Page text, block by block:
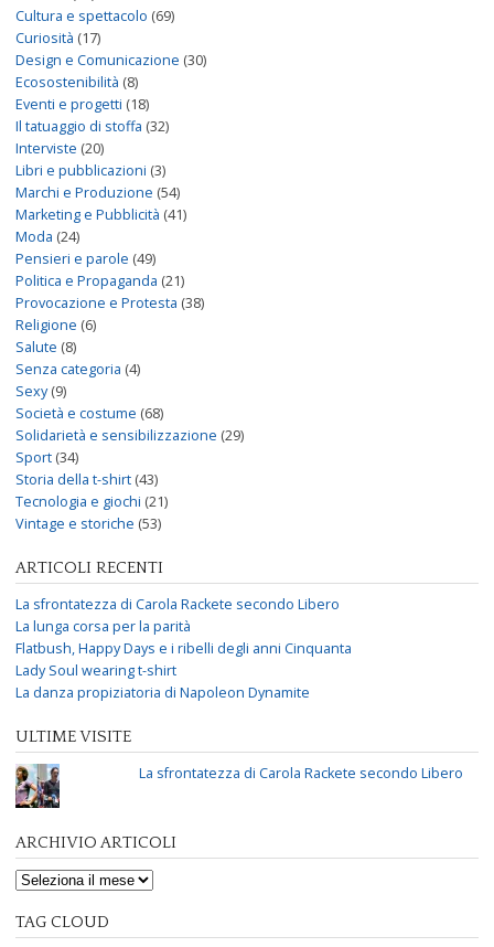
Cultura e spettacolo (69)
Curiosità (17)
Design e Comunicazione (30)
Ecosostenibilità (8)
Eventi e progetti (18)
Il tatuaggio di stoffa (32)
Interviste (20)
Libri e pubblicazioni (3)
Marchi e Produzione (54)
Marketing e Pubblicità (41)
Moda (24)
Pensieri e parole (49)
Politica e Propaganda (21)
Provocazione e Protesta (38)
Religione (6)
Salute (8)
Senza categoria (4)
Sexy(9)
Società e costume (68)
Solidarietà e sensibilizzazione (29)
Sport (34)
Storia della t-shirt (43)
Tecnologia e giochi (21)
Vintage e storiche (53)
ARTICOLI RECENTI
La sfrontatezza di Carola Rackete secondo Libero
La lunga corsa per la parità
Flatbush, Happy Days e i ribelli degli anni Cinquanta
Lady Soul wearing t-shirt
La danza propiziatoria di Napoleon Dynamite
ULTIME VISITE
La sfrontatezza di Carola Rackete secondo Libero
ARCHIVIO ARTICOLI
TAG CLOUD